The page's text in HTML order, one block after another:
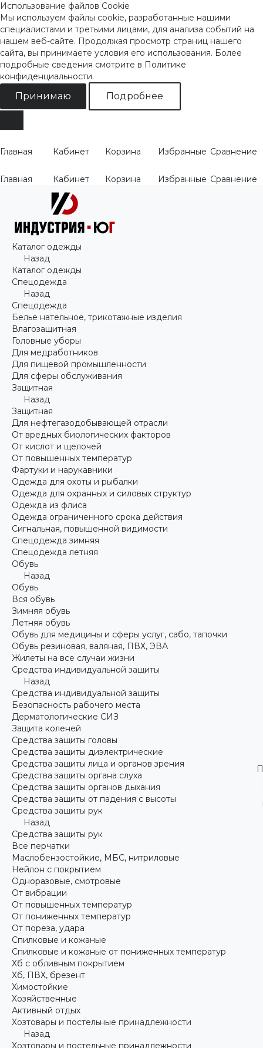
Использование файлов Cookie
Мы используем файлы cookie, разработанные нашими
специалистами и третьими лицами, для анализа событий на
нашем веб-сайте. Продолжая просмотр страниц нашего
сайта, вы принимаете условия его использования. Более
подробные сведения смотрите в Политике
конфиденциальности.
Принимаю Подробнее
Главная Кабинет Корзина Избранные Сравнение
Главная Кабинет Корзина Избранные Сравнение
Каталог одежды
Назад
Каталог одежды
Спецодежда
Назад
Спецодежда
Белье нательное, трикотажные изделия
Влагозащитная
Головные уборы
Для медработников
Для пищевой промышленности
Для сферы обслуживания
Защитная
Назад
Защитная
Для нефтегазодобывающей отрасли
От вредных биологических факторов
От кислот и щелочей
От повышенных температур
Фартуки и нарукавники
Одежда для охоты и рыбалки
Одежда для охранных и силовых структур
Одежда из флиса
Одежда ограниченного срока действия
Сигнальная, повышенной видимости
Спецодежда зимняя
Спецодежда летняя
Обувь
Назад
Обувь
Вся обувь
Зимняя обувь
Летняя обувь
Обувь для медицины и сферы услуг, сабо, тапочки
Обувь резиновая, валяная, ПВХ, ЭВА
Жилеты на все случаи жизни
Средства индивидуальной защиты
Назад
Средства индивидуальной защиты
Безопасность рабочего места
Дерматологические СИЗ
Защита коленей
Средства защиты головы
Средства защиты диэлектрические
Средства защиты лица и органов зрения
Средства защиты органа слуха
Средства защиты органов дыхания
Средства защиты от падения с высоты
Средства защиты рук
Назад
Средства защиты рук
Все перчатки
Маслобензостойкие, МБС, нитриловые
Нейлон с покрытием
Одноразовые, смотровые
От вибрации
От повышенных температур
От пониженных температур
От пореза, удара
Спилковые и кожаные
Спилковые и кожаные от пониженных температур
Хб с обливным покрытием
Хб, ПВХ, брезент
Химостойкие
Хозяйственные
Активный отдых
Хозтовары и постельные принадлежности
Назад
Хозтовары и постельные принадлежности